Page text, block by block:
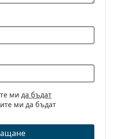
очила
17 52
ми да бъдат
ми да бъдат